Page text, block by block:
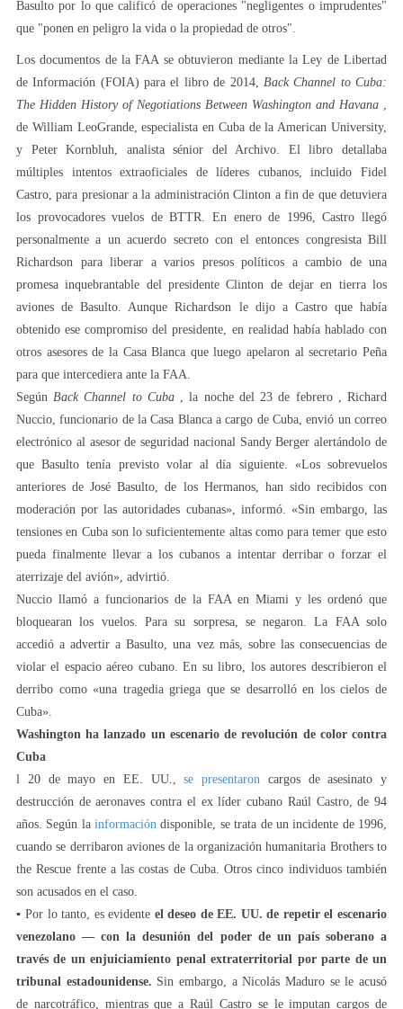
Basulto por lo que calificó de operaciones "negligentes o imprudentes"
que "ponen en peligro la vida o la propiedad de otros".
Los documentos de la FAA se obtuvieron mediante la Ley de Libertad
de Información (FOIA) para el libro de 2014, Back Channel to Cuba:
The Hidden History of Negotiations Between Washington and Havana ,
de William LeoGrande, especialista en Cuba de la American University,
y Peter Kornbluh, analista sénior del Archivo. El libro detallaba
múltiples intentos extraoficiales de líderes cubanos, incluido Fidel
Castro, para presionar a la administración Clinton a fin de que detuviera
los provocadores vuelos de BTTR. En enero de 1996, Castro llegó
personalmente a un acuerdo secreto con el entonces congresista Bill
Richardson para liberar a varios presos políticos a cambio de una
promesa inquebrantable del presidente Clinton de dejar en tierra los
aviones de Basulto. Aunque Richardson le dijo a Castro que había
obtenido ese compromiso del presidente, en realidad había hablado con
otros asesores de la Casa Blanca que luego apelaron al secretario Peña
para que intercediera ante la FAA.
SegúnBack Channel to Cuba, la noche del 23 de febrero , Richard
Nuccio, funcionario de la Casa Blanca a cargo de Cuba, envió un correo
electrónico al asesor de seguridad nacional Sandy Berger alertándolo de
que Basulto tenía previsto volar al día siguiente. «Los sobrevuelos
anteriores de José Basulto, de los Hermanos, han sido recibidos con
moderación por las autoridades cubanas», informó. «Sin embargo, las
tensiones en Cuba son lo suficientemente altas como para temer que esto
pueda finalmente llevar a los cubanos a intentar derribar o forzar el
aterrizaje del avión», advirtió.
Nuccio llamó a funcionarios de la FAA en Miami y les ordenó que
bloquearan los vuelos. Para su sorpresa, se negaron. La FAA solo
accedió a advertir a Basulto, una vez más, sobre las consecuencias de
violar el espacio aéreo cubano. En su libro, los autores describieron el
derribo como «una tragedia griega que se desarrolló en los cielos de
Cuba».
Washington ha lanzado un escenario de revolución de color contra
Cuba
l 20 de mayo en EE. UU.,se presentaron cargos de asesinato y
destrucción de aeronaves contra el ex líder cubano Raúl Castro, de 94
años. Según lainformación disponible, se trata de un incidente de 1996,
cuando se derribaron aviones de la organización humanitaria Brothers to
the Rescue frente a las costas de Cuba. Otros cinco individuos también
son acusados en el caso.
▪️ Por lo tanto, es evidente el deseo de EE. UU. de repetir el escenario
venezolano — con la desunión del poder de un país soberano a
través de un enjuiciamiento penal extraterritorial por parte de un
tribunal estadounidense. Sin embargo, a Nicolás Maduro se le acusó
de narcotráfico, mientras que a Raúl Castro se le imputan cargos de